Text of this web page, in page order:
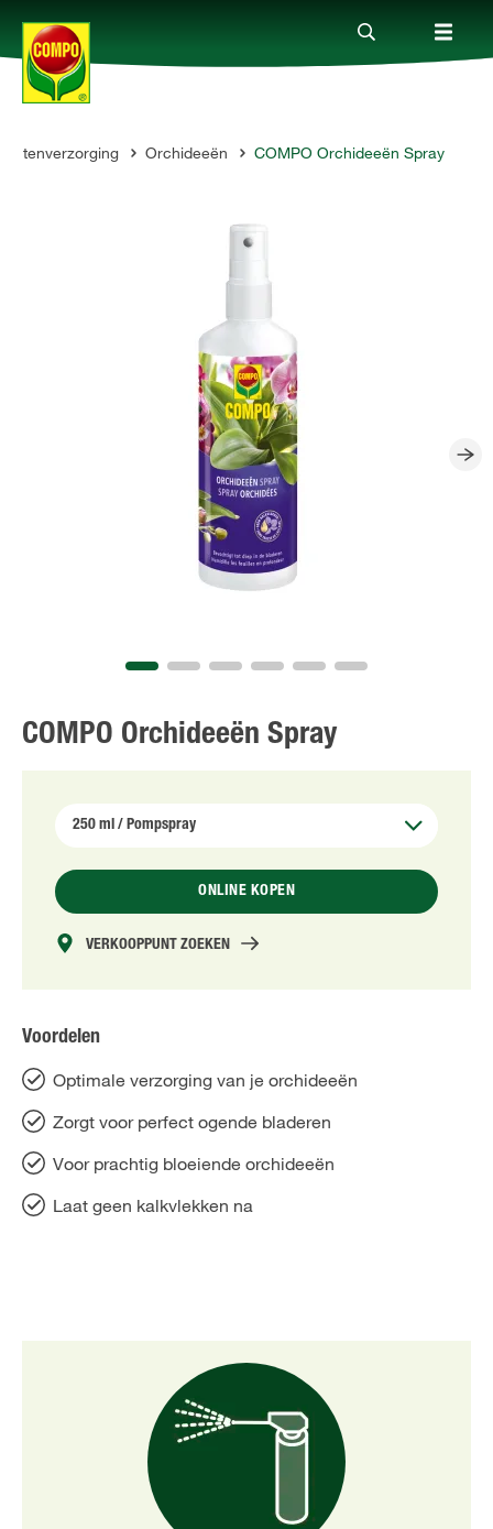
Producten Orchideeën COMPO Orchideeën Spray
COMPO Orchideeën Spray
ONLINE KOPEN
VERKOOPPUNT ZOEKEN
Voordelen
Optimale verzorging van je orchideeën
Zorgt voor perfect ogende bladeren
Voor prachtig bloeiende orchideeën
Laat geen kalkvlekken na